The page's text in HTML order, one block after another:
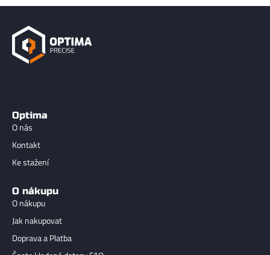
Optima
O nás
Kontakt
Ke stažení
O nákupu
O nákupu
Jak nakupovat
Doprava a Platba